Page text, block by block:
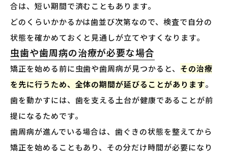
合は、短い期間で済むこともあります。
どのくらいかかるかは歯並び次第なので、検査で自分の
状態を確かめておくと見通しが立てやすくなります。
虫歯や歯周病の治療が必要な場合
矯正を始める前に虫歯や歯周病が見つかると、 その治療
を先に行うため、全体の期間が延びることがあります。
歯を動かすには、歯を支える土台が健康であることが前
提になるためです。
歯周病が進んでいる場合は、歯ぐきの状態を整えてから
矯正を始めることもあり、その分だけ時間が必要になり